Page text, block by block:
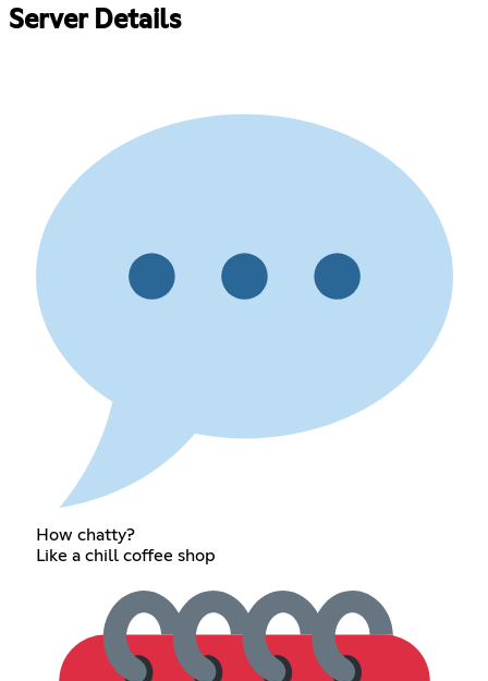
Server Details
How chatty?
Like a chill coffee shop